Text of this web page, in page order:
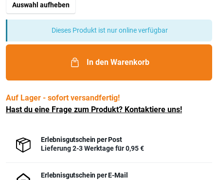
Auswahl aufheben
Dieses Produkt ist nur online verfügbar
In den Warenkorb
Auf Lager - sofort versandfertig!
Hast du eine Frage zum Produkt? Kontaktiere uns!
Erlebnisgutschein per Post
Lieferung 2-3 Werktage für0,95 €
Erlebnisgutschein per E-Mail